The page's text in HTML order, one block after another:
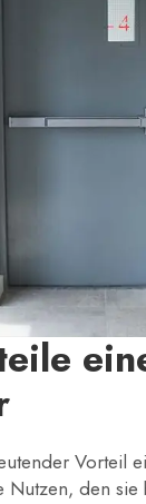
Vorteil
Nutzen, den sie